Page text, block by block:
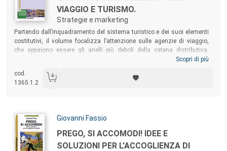
VIAGGIO E TURISMO.
Strategie e marketing
Sommario:
Partendo dall’inquadramento del sistema turistico e dei suoi elementi
costitutivi, il volume focalizza l’attenzione sulle agenzie di viaggio,
che appaiono essere gli anelli più deboli della catena distributiva.
L’analisi fotografa la situazione attuale e delinea il futuro possibile,
la qualità dell’offerta, recuperando autonomia e potere contrattuale
all’interno della filiera turistica.
Scopri di più
cod.
1365.1.2
Autori:
Giovanni Fassio
Titolo:
PREGO, SI ACCOMODI! IDEE E
SOLUZIONI PER L'ACCOGLIENZA DI